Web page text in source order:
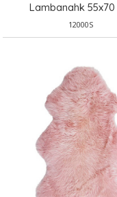
Lambanahk
12000S